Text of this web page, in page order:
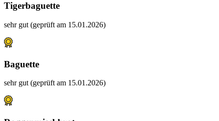
Tigerbaguette
sehr gut (geprüft am 15.01.2026)
Baguette
sehr gut (geprüft am 15.01.2026)